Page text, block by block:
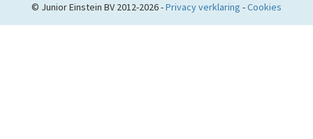
© Junior Einstein BV 2012-2026 -Privacy verklaring -Cookies